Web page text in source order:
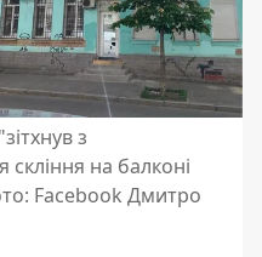
з
на балконі
Facebook Дмитро